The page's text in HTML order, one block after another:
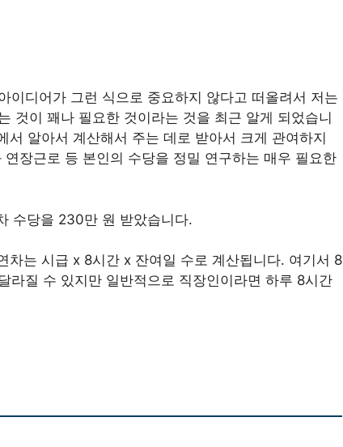
이디어가 그런 식으로 중요하지 않다고 떠올려서 저는
것이 꽤나 필요한 것이라는 것을 최근 알게 되었습니
알아서 계산해서 주는 데로 받아서 크게 관여하지
장근로 등 본인의 수당을 정밀 연구하는 매우 필요한
수당을 230만 원 받았습니다.
차는 시급 x 8시간 x 잔여일 수로 계산됩니다. 여기서 8
라질 수 있지만 일반적으로 직장인이라면 하루 8시간